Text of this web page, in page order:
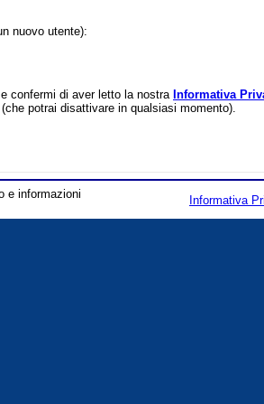
nuovo utente):
confermi di aver letto la nostra Informativa
potrai disattivare in qualsiasi momento).
e informazioni
Informativa